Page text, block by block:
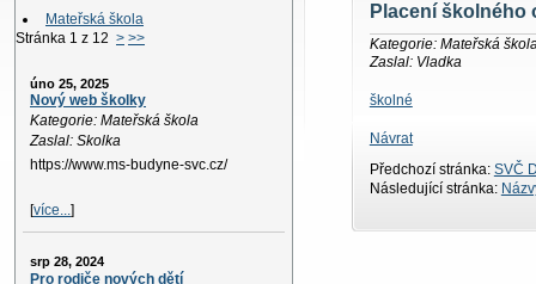
Mateřská škola
Stránka 1 z 12 > >>
úno 25, 2025
Nový web školky
Kategorie: Mateřská škola
Zaslal: Skolka
https://www.ms-budyne-svc.cz/
[více...]
srp 28, 2024
Pro rodiče nových dětí
Placení školného
Kategorie: Mateřská
Zaslal: Vladka
školné
Návrat
Předchozí stránka: SVČ
Následující stránka: